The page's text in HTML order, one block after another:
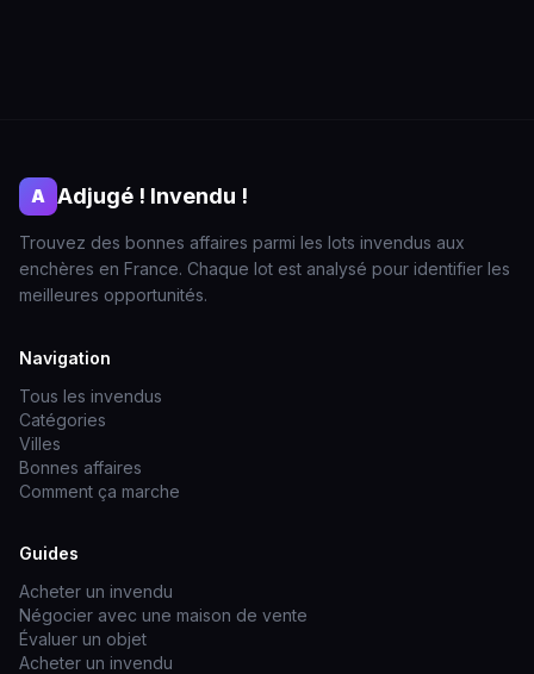
A Adjugé ! Invendu !
Trouvez des bonnes affaires parmi les lots invendus aux
enchères en France. Chaque lot est analysé pour identifier les
meilleures opportunités.
Navigation
Tous les invendus
Catégories
Villes
Bonnes affaires
Comment ça marche
Guides
Acheter un invendu
Négocier avec une maison de vente
Évaluer un objet
Acheter un invendu